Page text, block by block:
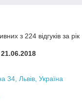
з 224 відгуків за рік
34, Львів, Україна